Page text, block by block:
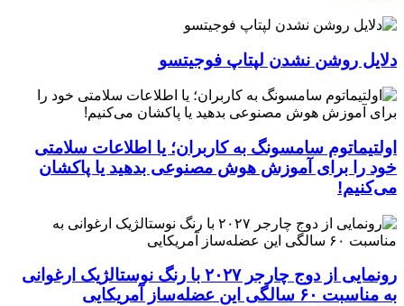
دلایل روشن نشدن لپتاپ فوجیتسو
اولتیماتوم سامسونگ به کاربران؛ یا اطلاعات سلامتی
خود را برای آموزش هوش مصنوعی بدهید یا پاکشان
می‌کنیم!
رونمایی از دوج چارجر ۲۰۲۷ با رنگ نوستالژیک ارغوانی
به مناسبت ۶۰ سالگی این عضله‌ساز آمریکایی